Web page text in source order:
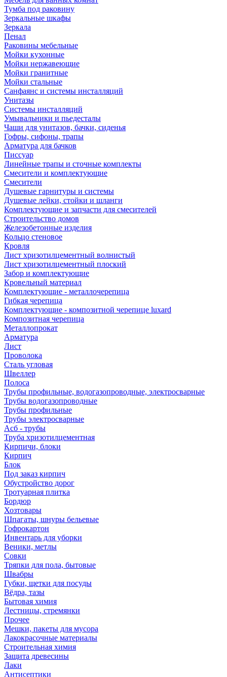
Тумба под раковину
Зеркальные шкафы
Зеркала
Пенал
Раковины мебельные
Мойки кухонные
Мойки нержавеющие
Мойки гранитные
Мойки стальные
Санфаянс и системы инсталляций
Унитазы
Системы инсталляций
Умывальники и пьедесталы
Чаши для унитазов, бачки, сиденья
Гофры, сифоны, трапы
Арматура для бачков
Писсуар
Линейные трапы и сточные комплекты
Смесители и комплектующие
Смесители
Душевые гарнитуры и системы
Душевые лейки, стойки и шланги
Комплектующие и запчасти для смесителей
Строительство домов
Железобетонные изделия
Кольцо стеновое
Кровля
Лист хризотилцементный волнистый
Лист хризотилцементный плоский
Забор и комплектующие
Кровельный материал
Комплектующие - металлочерепица
Гибкая черепица
Комплектующие - композитной черепице luxard
Композитная черепица
Металлопрокат
Арматура
Лист
Проволока
Сталь угловая
Швеллер
Полоса
Трубы профильные, водогазопроводные, электросварные
Трубы водогазопроводные
Трубы профильные
Трубы электросварные
Асб - трубы
Труба хризотилцементная
Кирпичи, блоки
Кирпич
Блок
Под заказ кирпич
Обустройство дорог
Тротуарная плитка
Бордюр
Хозтовары
Шпагаты, шнуры бельевые
Гофрокартон
Инвентарь для уборки
Веники, метлы
Совки
Тряпки для пола, бытовые
Швабры
Губки, щетки для посуды
Вёдра, тазы
Бытовая химия
Лестницы, стремянки
Прочее
Мешки, пакеты для мусора
Лакокрасочные материалы
Строительная химия
Защита древесины
Лаки
Антисептики